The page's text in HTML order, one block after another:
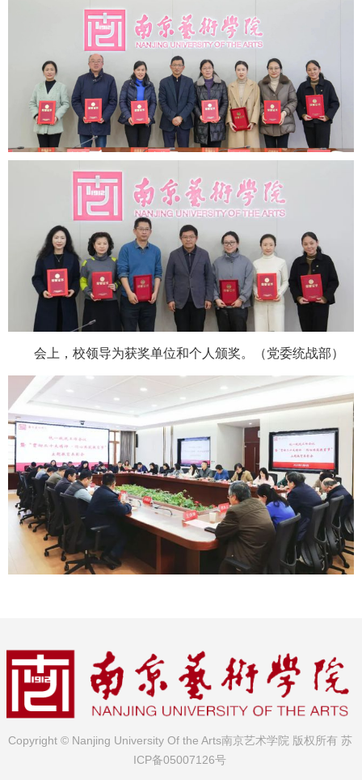
会上，校领导为获奖单位和个人颁奖。（党委统战部）
Copyright © Nanjing University Of the Arts南京艺术学院 版权所有 苏
ICP备05007126号